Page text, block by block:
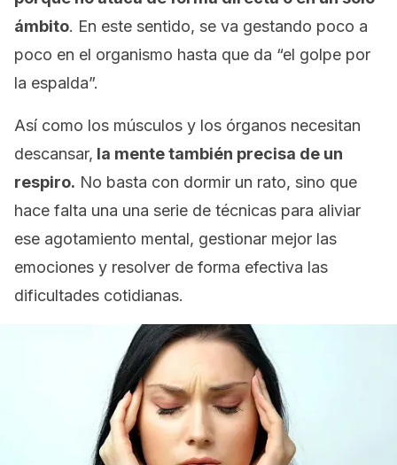
ámbito. En este sentido, se va gestando poco a
poco en el organismo hasta que da “el golpe por
la espalda”.
Así como los músculos y los órganos necesitan
descansar, la mente también precisa de un
respiro. No basta con dormir un rato, sino que
hace falta una una serie de técnicas para aliviar
ese agotamiento mental, gestionar mejor las
emociones y resolver de forma efectiva las
dificultades cotidianas.